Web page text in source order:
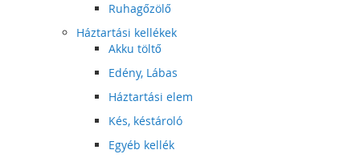
Ruhagőzölő
Háztartási kellékek
Akku töltő
Edény, Lábas
Háztartási elem
Kés, késtároló
Egyéb kellék